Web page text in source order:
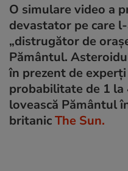
O simulare video a
devastator pe care
„distrugător de
Pământul.
în prezent de
probabilitate de 1 la
lovească Pământul
britanicThe Sun.